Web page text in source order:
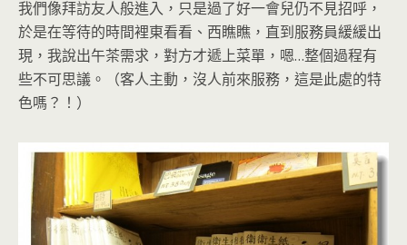
我們像拜訪友人般進入，只是過了好一會兒仍不見招呼，
於是在等待的時間裡東看看、西瞧瞧，直到服務員緩緩出
現，我說出午茶需求，對方才遞上菜單，嗯…整個過程有
些不可思議。（客人主動，沒人前來服務，這是此處的特
色嗎？！）